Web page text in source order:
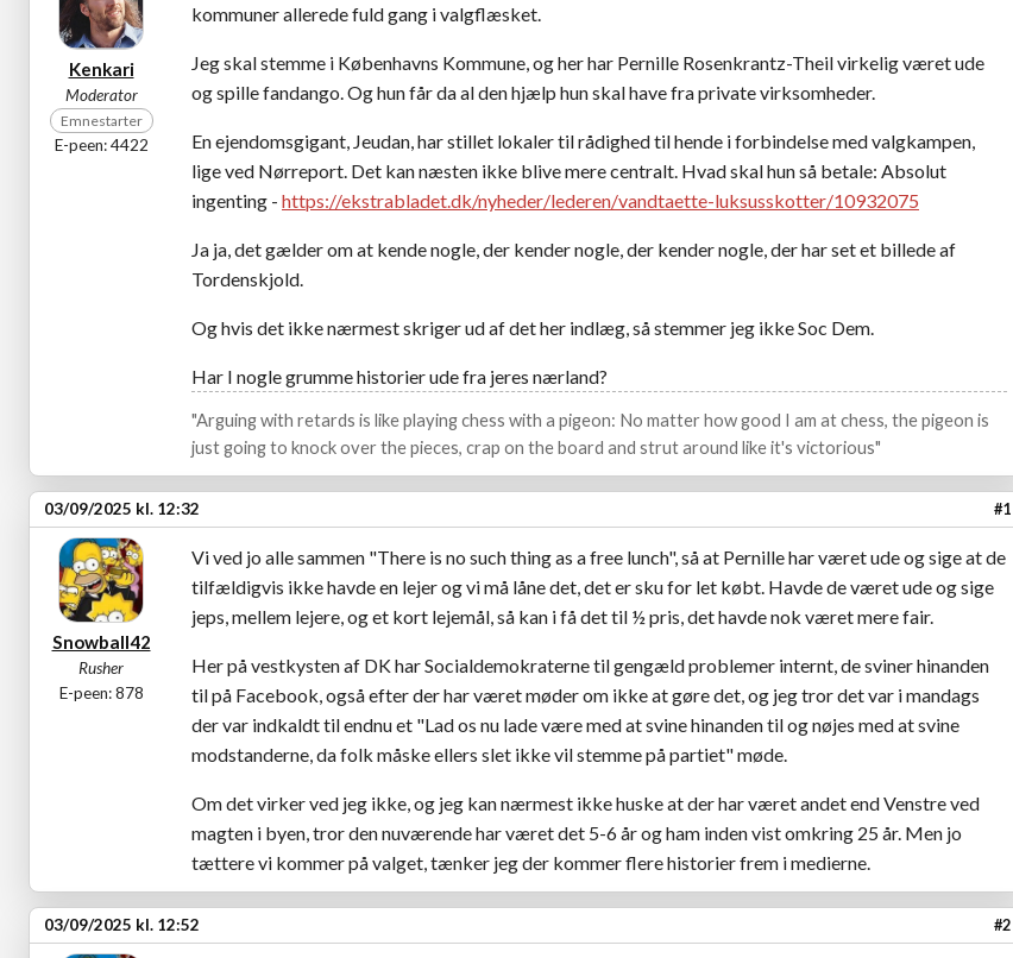
Kenkari
Moderator
Emnestarter
E-peen: 4422
kommuner allerede fuld gang i valgflæsket.
Jeg skal stemme i Københavns Kommune, og her har Pernille Rosenkrantz-Theil virkelig været ude
og spille fandango. Og hun får da al den hjælp hun skal have fra private virksomheder.
En ejendomsgigant, Jeudan, har stillet lokaler til rådighed til hende i forbindelse med valgkampen,
lige ved Nørreport. Det kan næsten ikke blive mere centralt. Hvad skal hun så betale: Absolut
ingenting - https://ekstrabladet.dk/nyheder/lederen/vandtaette-luksusskotter/10932075
Ja ja, det gælder om at kende nogle, der kender nogle, der kender nogle, der har set et billede af
Tordenskjold.
Og hvis det ikke nærmest skriger ud af det her indlæg, så stemmer jeg ikke Soc Dem.
Har I nogle grumme historier ude fra jeres nærland?
"Arguing with retards is like playing chess with a pigeon: No matter how good I am at chess, the pigeon is
just going to knock over the pieces, crap on the board and strut around like it's victorious"
03/09/2025 kl. 12:32 #1
Snowball42
Rusher
E-peen: 878
Vi ved jo alle sammen "There is no such thing as a free lunch", så at Pernille har været ude og sige at de
tilfældigvis ikke havde en lejer og vi må låne det, det er sku for let købt. Havde de været ude og sige
jeps, mellem lejere, og et kort lejemål, så kan i få det til ½ pris, det havde nok været mere fair.
Her på vestkysten af DK har Socialdemokraterne til gengæld problemer internt, de sviner hinanden
til på Facebook, også efter der har været møder om ikke at gøre det, og jeg tror det var i mandags
der var indkaldt til endnu et "Lad os nu lade være med at svine hinanden til og nøjes med at svine
modstanderne, da folk måske ellers slet ikke vil stemme på partiet" møde.
Om det virker ved jeg ikke, og jeg kan nærmest ikke huske at der har været andet end Venstre ved
magten i byen, tror den nuværende har været det 5-6 år og ham inden vist omkring 25 år. Men jo
tættere vi kommer på valget, tænker jeg der kommer flere historier frem i medierne.
03/09/2025 kl. 12:52 #2